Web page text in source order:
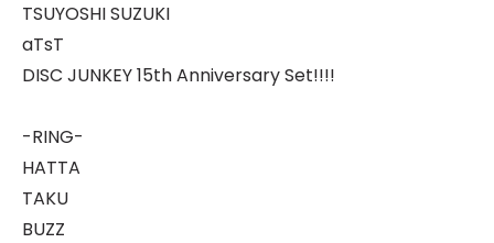
TSUYOSHI SUZUKI
aTsT
DISC JUNKEY 15th Anniversary Set!!!!
-RING-
HATTA
TAKU
BUZZ